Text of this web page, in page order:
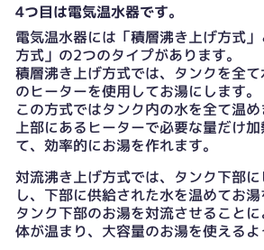
4つ目は電気温水器です。
電気温水器には「積層沸き上げ方式
方式」の2つのタイプがあります。
積層沸き上げ方式では、タンクを全
のヒーターを使用してお湯にします。
この方式ではタンク内の水を全て温め
上部にあるヒーターで必要な量だけ
て、効率的にお湯を作れます。
対流沸き上げ方式では、タンク下部
し、下部に供給された水を温めてお湯
タンク下部のお湯を対流させること
体が温まり、大容量のお湯を使えるよ